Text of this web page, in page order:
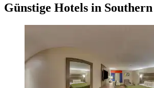
Günstige Hotels in